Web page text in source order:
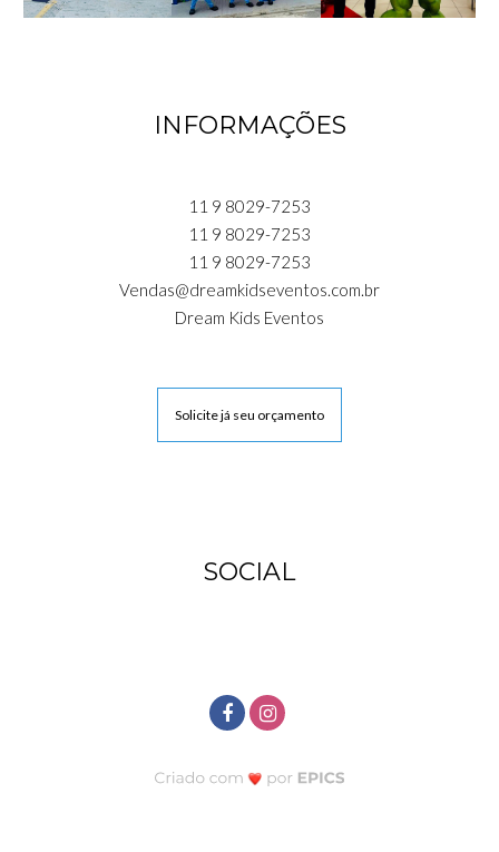
INFORMAÇÕES
11 9 8029-7253
11 9 8029-7253
11 9 8029-7253
Vendas@dreamkidseventos.com.br
Dream Kids Eventos
Solicite já seu orçamento
SOCIAL